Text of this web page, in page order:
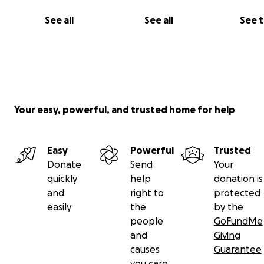
See all See all See
Cómo puedes ayudar
Cualquier contribución, por pequeña que parezca, hará
enorme diferencia en la vida de Aixa. También puedes
compartiendo esta campaña con tus amigos, familiares
Your easy, powerful, and trusted home for help
Easy
Donate
quickly
and
easily
Powerful
Send
help
right to
the
people
and
causes
Trusted
Your
donation is
protected
by the
GoFundMe
Giving
Guarantee